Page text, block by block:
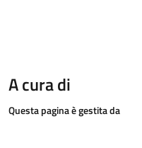
A cura di
Questa pagina è gestita da